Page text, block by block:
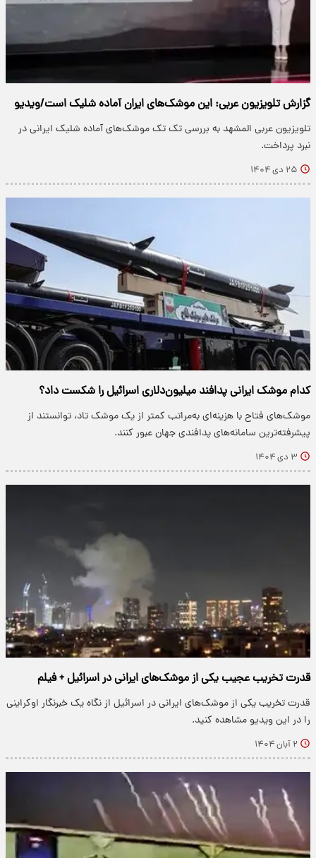
گزارش تلویزیون عربی: این موشک‌های ایران آماده شلیک است/ویدیو
تلویزیون عربی المشهد به بررسی تک تک موشک‌های آماده شلیک ایرانی در
نبرد پرداخت.
۲۵ دی ۱۴۰۴
کدام موشک ایرانی پدافند میلیون‌دلاری اسرائیل را شکست داد؟
موشک‌های فتاح با هزینه‌ای به‌مراتب کمتر از یک موشک تاد، توانستند از
پیشرفته‌ترین سامانه‌های پدافندی جهان عبور کنند.
۳ دی ۱۴۰۴
قدرت تخریب عجیب یکی از موشک‌های ایرانی در اسرائیل + فیلم
قدرت تخریب یکی از موشک‌های ایرانی در اسرائیل از نگاه یک خبرنگار اوکراینی
را در این ویدیو مشاهده کنید.
۲ آبان ۱۴۰۴